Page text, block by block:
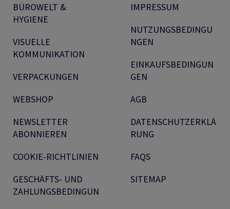
BÜROWELT &
HYGIENE
VISUELLE
KOMMUNIKATION
VERPACKUNGEN
WEBSHOP
NEWSLETTER
ABONNIEREN
COOKIE-RICHTLINIEN
GESCHÄFTS- UND
ZAHLUNGSBEDINGUN
IMPRESSUM
NUTZUNGSBEDINGU
NGEN
EINKAUFSBEDINGUN
GEN
AGB
DATENSCHUTZERKLÄ
RUNG
FAQS
SITEMAP